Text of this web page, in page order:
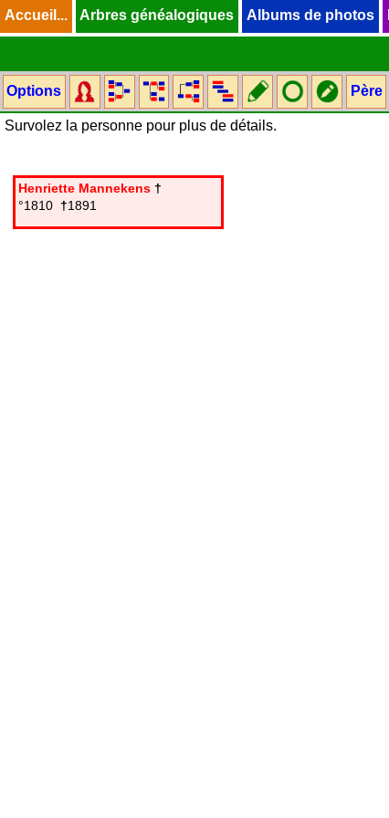
Accueil... Arbres généalogiques Albums de photos
Options Père
Survolez la personne pour plus de détails.
Henriette Mannekens †
°1810 †1891
Accueil... Arbres généalogiques Albums de photos